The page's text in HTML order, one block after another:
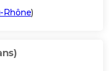
Rhône)